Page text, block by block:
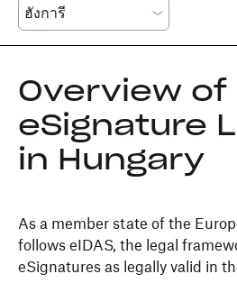
Overview of
eSignature
in Hungary
As a member state of the
follows eIDAS, the legal
eSignatures as legally valid in